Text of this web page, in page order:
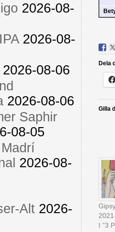
2026-08-
2026-08-
2026-08-06
2026-08-06
Saphir
08-05
2026-08-
Alt 2026-
Dela
Gilla
I ”3